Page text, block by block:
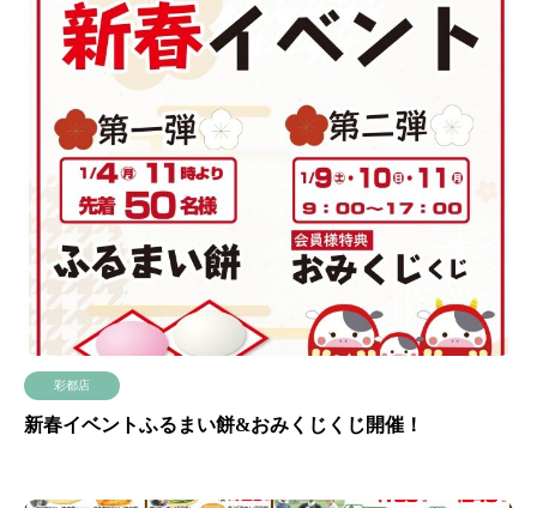
彩都店
新春イベントふるまい餅&おみくじくじ開催！